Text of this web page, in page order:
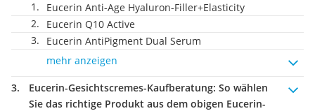
Eucerin Anti-Age Hyaluron-Filler+Elasticity
Eucerin Q10 Active
Eucerin AntiPigment Dual Serum
mehr anzeigen
Eucerin-Gesichtscremes-Kaufberatung: So wählen
Sie das richtige Produkt aus dem obigen Eucerin-